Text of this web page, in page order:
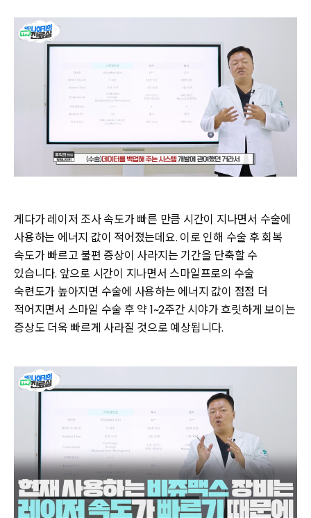
게다가 레이저 조사 속도가 빠른 만큼 시간이 지나면서 수술에
사용하는 에너지 값이 적어졌는데요. 이로 인해 수술 후 회복
속도가 빠르고 불편 증상이 사라지는 기간을 단축할 수
있습니다. 앞으로 시간이 지나면서 스마일프로의 수술
숙련도가 높아지면 수술에 사용하는 에너지 값이 점점 더
적어지면서 스마일 수술 후 약 1~2주간 시야가 흐릿하게 보이는
증상도 더욱 빠르게 사라질 것으로 예상됩니다.